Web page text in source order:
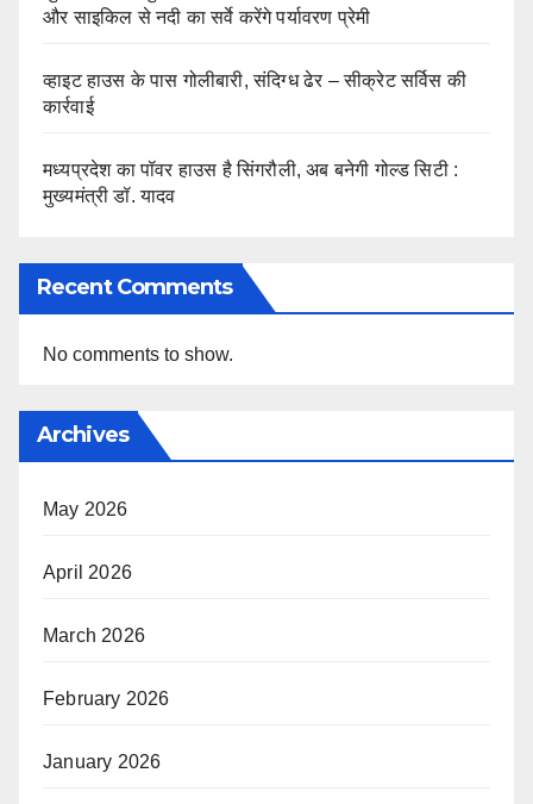
और साइकिल से नदी का सर्वे करेंगे पर्यावरण प्रेमी
व्हाइट हाउस के पास गोलीबारी, संदिग्ध ढेर – सीक्रेट सर्विस की
कार्रवाई
मध्यप्रदेश का पॉवर हाउस है सिंगरौली, अब बनेगी गोल्ड सिटी :
मुख्यमंत्री डॉ. यादव
Recent Comments
No comments to show.
Archives
May 2026
April 2026
March 2026
February 2026
January 2026